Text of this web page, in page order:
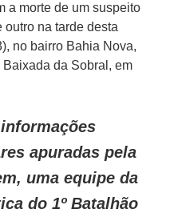
a morte de um suspeito
outro na tarde desta
no bairro Bahia Nova,
Baixada da Sobral, em
apuradas pela
uma equipe da
do 1º Batalhão